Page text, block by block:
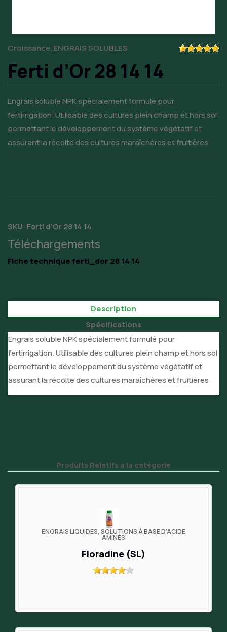
CroissanceENGRAIS SOLUBLES
Ferti d’Or 28 14 14
Engrais soluble NPK spécialement formulé pour
fertirrigation. Utilisable des cultures plein champ et hors sol
permettant le développement du système végétatif et
assurant la récolte des cultures maraîchères et fruitières
SKU: Ferti d’Or 28 14 14
Téléchargements
Fiche technique ferti_dor 28 14 14
Description
Spécifications
Engrais soluble NPK spécialement formulé pour
fertirrigation. Utilisable des cultures plein champ et hors sol
permettant le développement du système végétatif et
assurant la récolte des cultures maraîchères et fruitières
Produits Relatifs a la catégorie
ENGRAIS LIQUIDES, SOLUTIONS À BASE D’ACIDE
AMINÉS
Floradine (SL)